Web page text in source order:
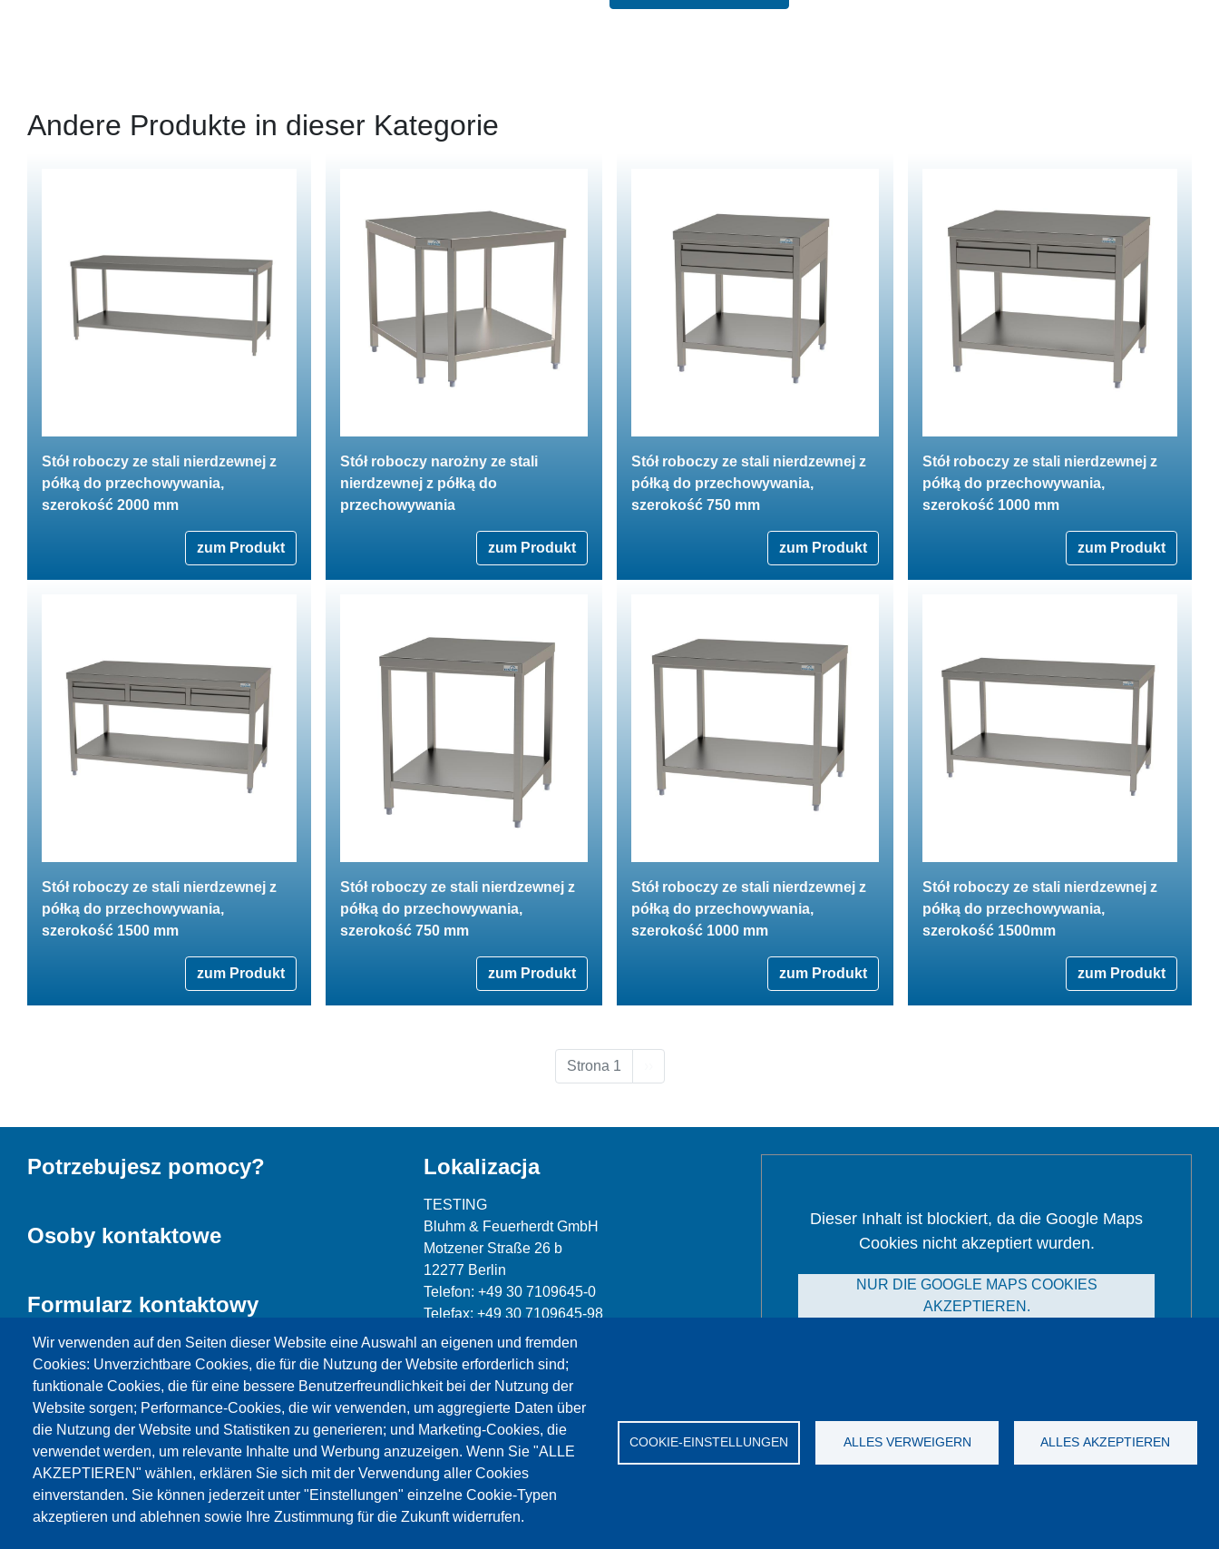
Andere Produkte in dieser Kategorie
Stół roboczy ze stali nierdzewnej z
półką do przechowywania,
szerokość 2000 mm
zum Produkt
Stół roboczy narożny ze stali
nierdzewnej z półką do
przechowywania
zum Produkt
Stół roboczy ze stali nierdzewnej z
półką do przechowywania,
szerokość 750 mm
zum Produkt
Stół roboczy ze stali nierdzewnej z
półką do przechowywania,
szerokość 1000 mm
zum Produkt
Stół roboczy ze stali nierdzewnej z
półką do przechowywania,
szerokość 1500 mm
zum Produkt
Stół roboczy ze stali nierdzewnej z
półką do przechowywania,
szerokość 750 mm
zum Produkt
Stół roboczy ze stali nierdzewnej z
półką do przechowywania,
szerokość 1000 mm
zum Produkt
Stół roboczy ze stali nierdzewnej z
półką do przechowywania,
szerokość 1500mm
zum Produkt
Strona 1
Wir verwenden auf den Seiten dieser Website eine Auswahl an eigenen und fremden
Cookies: Unverzichtbare Cookies, die für die Nutzung der Website erforderlich sind;
funktionale Cookies, die für eine bessere Benutzerfreundlichkeit bei der Nutzung der
Website sorgen; Performance-Cookies, die wir verwenden, um aggregierte Daten über
die Nutzung der Website und Statistiken zu generieren; und Marketing-Cookies, die
verwendet werden, um relevante Inhalte und Werbung anzuzeigen. Wenn Sie "ALLE
AKZEPTIEREN" wählen, erklären Sie sich mit der Verwendung aller Cookies
einverstanden. Sie können jederzeit unter "Einstellungen" einzelne Cookie-Typen
akzeptieren und ablehnen sowie Ihre Zustimmung für die Zukunft widerrufen.
COOKIE-EINSTELLUNGEN ALLES VERWEIGERN ALLES AKZEPTIEREN
Potrzebujesz pomocy?
Osoby kontaktowe
Formularz kontaktowy
Lokalizacja
TESTING
Bluhm & Feuerherdt GmbH
Motzener Straße 26 b
12277 Berlin
Telefon: +49 30 7109645-0
Telefax: +49 30 7109645-98
info@testing.de
Dieser Inhalt ist blockiert, da die Google Maps
Cookies nicht akzeptiert wurden.
NUR DIE GOOGLE MAPS COOKIES
AKZEPTIEREN.
Aktualności Serwis